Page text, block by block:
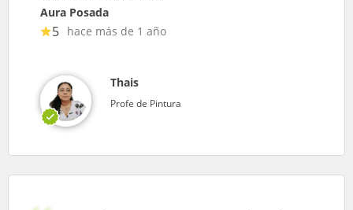
Aura Posada
5 hace más de 1 año
Thais
Profe de Pintura